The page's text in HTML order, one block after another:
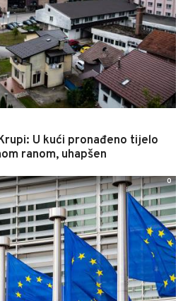
U kući pronađeno tijelo
ranom, uhapšen
0